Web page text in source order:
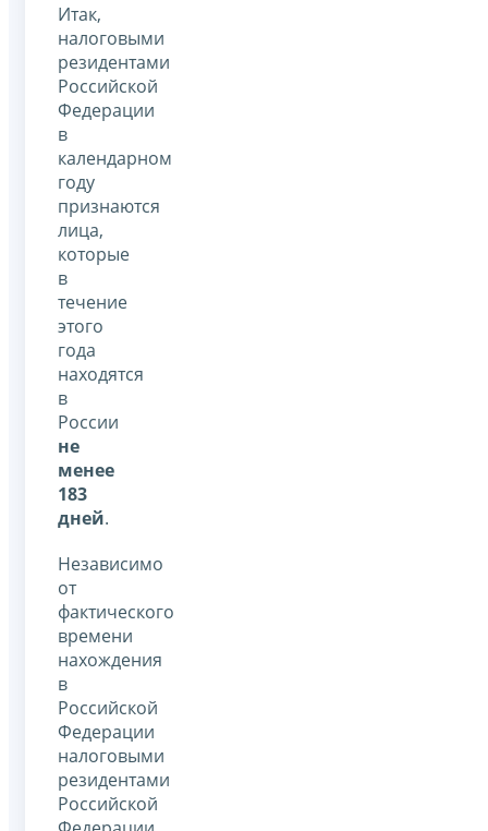
Итак,
налоговыми
резидентами
Российской
Федерации
в
календарном
году
признаются
лица,
которые
в
течение
этого
года
находятся
в
России
не
менее
183
дней.
Независимо
от
фактического
времени
нахождения
в
Российской
Федерации
налоговыми
резидентами
Российской